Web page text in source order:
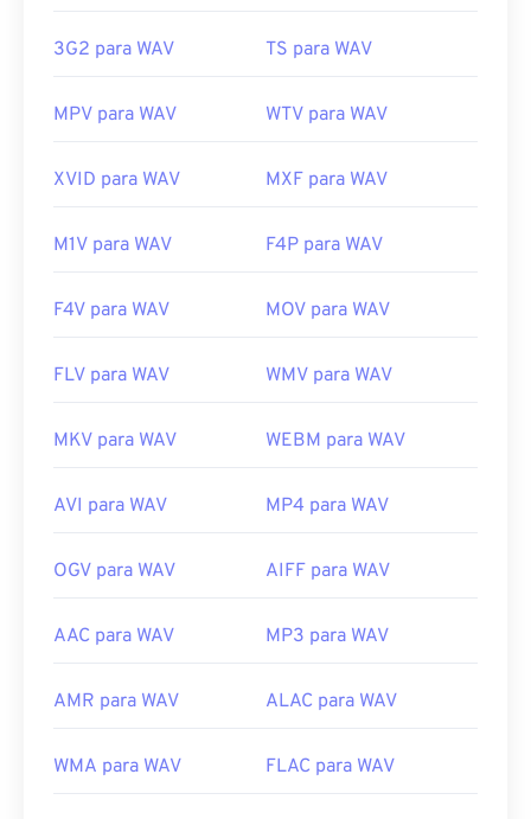
https://www.3gpp.org/
Links úteis:
https://en.wikipedia.org/wiki/WAV
audio-wav
3G2 para WAV TS para WAV
MPV para WAV WTV para WAV
XVID para WAV MXF para WAV
M1V para WAV F4P para WAV
F4V para WAV MOV para WAV
FLV para WAV WMV para WAV
MKV para WAV WEBM para WAV
AVI para WAV MP4 para WAV
OGV para WAV AIFF para WAV
AAC para WAV MP3 para WAV
AMR para WAV ALAC para WAV
WMA para WAV FLAC para WAV